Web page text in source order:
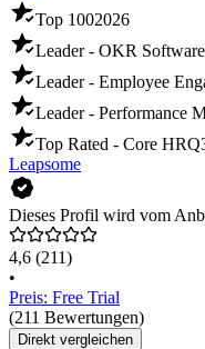
Top 1002026
Leader - OKR Software
Leader - Employee
Leader - Performance
Top Rated - Core HR
Leapsome
Dieses Profil wird vom
4,6 (211)
•
Preis: Free Trial
(211 Bewertungen)
Direkt vergleichen